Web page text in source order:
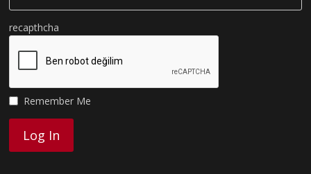
recapthcha
Remember Me